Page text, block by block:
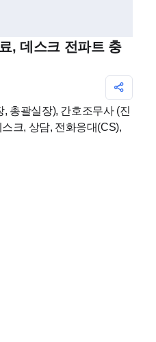
, 데스크 전파트 충
총괄실장), 간호조무사 (진
크, 상담, 전화응대(CS),